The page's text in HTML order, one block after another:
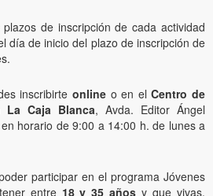
de inscripción de cada actividad
día de inicio del plazo de inscripción de
inscribirte online o en elCentro de
La Caja Blanca, Avda. Editor Ángel
horario de 9:00 a 14:00 h. de lunes a
participar en el programa Jóvenes
entre 18 y 35 años y que vivas,